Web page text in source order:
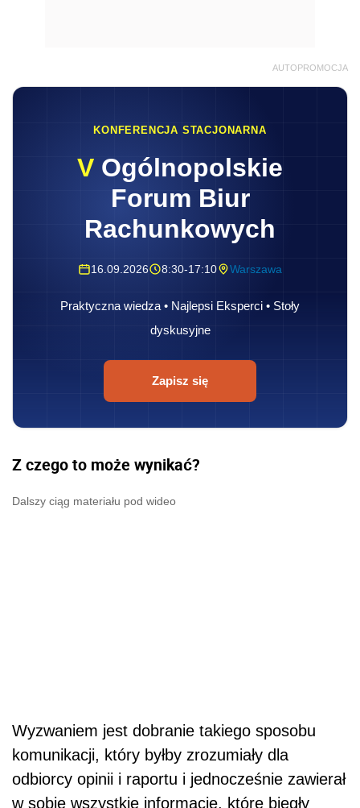
AUTOPROMOCJA
KONFERENCJA STACJONARNA
V Ogólnopolskie
Forum Biur
Rachunkowych
16.09.2026 8:30-17:10 Warszawa
Praktyczna wiedza • Najlepsi Eksperci • Stoły
dyskusyjne
Zapisz się
Z czego to może wynikać?
Dalszy ciąg materiału pod wideo
Wyzwaniem jest dobranie takiego sposobu
komunikacji, który byłby zrozumiały dla
odbiorcy opinii i raportu i jednocześnie zawierał
w sobie wszystkie informacje, które biegły